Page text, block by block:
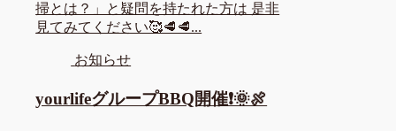
掃とは？」と疑問を持たれた方は 是非
見てみてください🥰🥩🥩...
お知らせ
yourlifeグループBBQ開催❗🌞🍖